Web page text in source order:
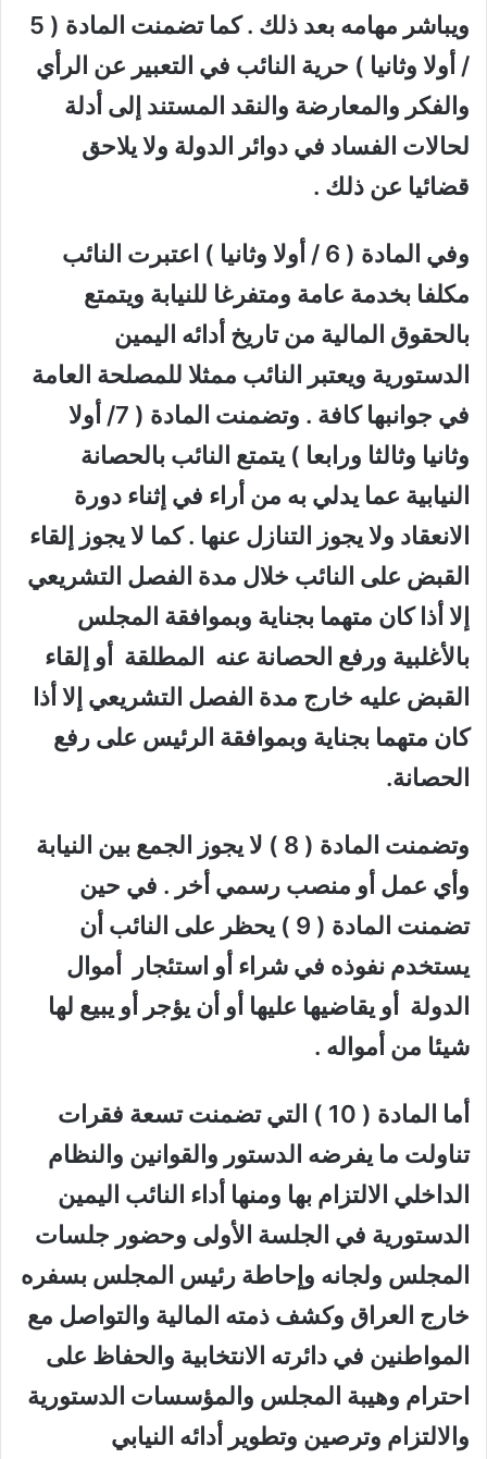
ويباشر مهامه بعد ذلك . كما تضمنت المادة ( 5
/ أولا وثانيا ) حرية النائب في التعبير عن الرأي
والفكر والمعارضة والنقد المستند إلى أدلة
لحالات الفساد في دوائر الدولة ولا يلاحق
قضائيا عن ذلك .
وفي المادة ( 6 / أولا وثانيا ) اعتبرت النائب
مكلفا بخدمة عامة ومتفرغا للنيابة ويتمتع
بالحقوق المالية من تاريخ أدائه اليمين
الدستورية ويعتبر النائب ممثلا للمصلحة العامة
في جوانبها كافة . وتضمنت المادة ( 7/ أولا
وثانيا وثالثا ورابعا ) يتمتع النائب بالحصانة
النيابية عما يدلي به من أراء في إثناء دورة
الانعقاد ولا يجوز التنازل عنها . كما لا يجوز إلقاء
القبض على النائب خلال مدة الفصل التشريعي
إلا أذا كان متهما بجناية وبموافقة المجلس
بالأغلبية ورفع الحصانة عنه المطلقة أو إلقاء
القبض عليه خارج مدة الفصل التشريعي إلا أذا
كان متهما بجناية وبموافقة الرئيس على رفع
الحصانة.
وتضمنت المادة ( 8 ) لا يجوز الجمع بين النيابة
وأي عمل أو منصب رسمي أخر . في حين
تضمنت المادة ( 9 ) يحظر على النائب أن
يستخدم نفوذه في شراء أو استئجار أموال
الدولة أو يقاضيها عليها أو أن يؤجر أو يبيع لها
شيئا من أمواله .
أما المادة ( 10 ) التي تضمنت تسعة فقرات
تناولت ما يفرضه الدستور والقوانين والنظام
الداخلي الالتزام بها ومنها أداء النائب اليمين
الدستورية في الجلسة الأولى وحضور جلسات
المجلس ولجانه وإحاطة رئيس المجلس بسفره
خارج العراق وكشف ذمته المالية والتواصل مع
المواطنين في دائرته الانتخابية والحفاظ على
احترام وهيبة المجلس والمؤسسات الدستورية
والالتزام وترصين وتطوير أدائه النيابي